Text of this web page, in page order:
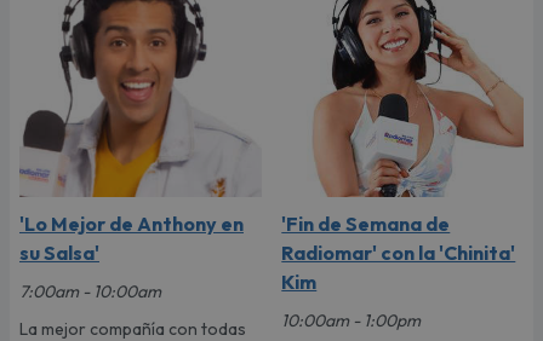
'Lo Mejor de Anthony en
su Salsa'
7:00am - 10:00am
La mejor compañía con todas
'Fin de Semana de
Radiomar' con la 'Chinita'
Kim
10:00am - 1:00pm